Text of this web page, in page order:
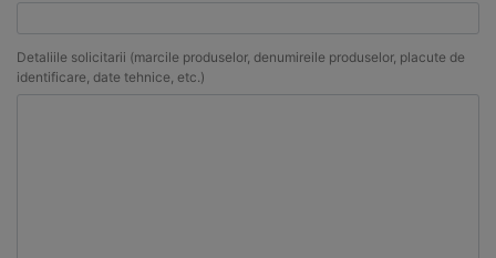
Detaliile solicitarii (marcile produselor, denumireile produselor, placute de
identificare, date tehnice, etc.)